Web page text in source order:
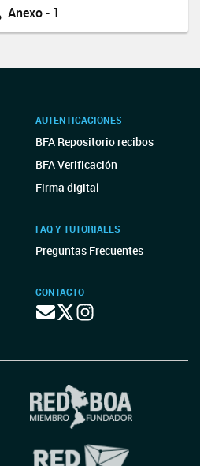
Anexo - 1
AUTENTICACIONES
BFA Repositorio recibos
BFA Verificación
Firma digital
FAQ Y TUTORIALES
Preguntas Frecuentes
CONTACTO